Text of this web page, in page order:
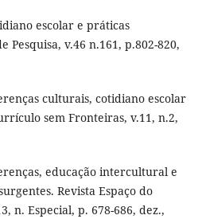
escolar e práticas
Pesquisa, v.46 n.161, p.802-820,
culturais, cotidiano escolar
sem Fronteiras, v.11, n.2,
educação intercultural e
Revista Espaço do
n. Especial, p. 678-686, dez.,